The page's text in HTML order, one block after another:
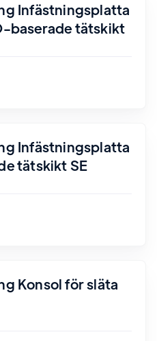
Infästningsplatta
baserade tätskikt
Infästningsplatta
tätskikt SE
Konsol för släta